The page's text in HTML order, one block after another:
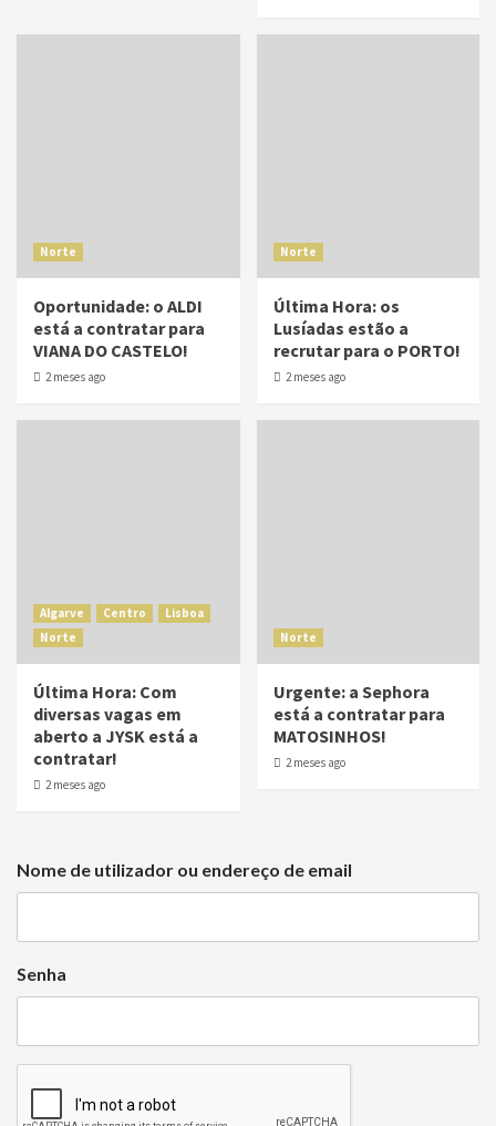
Norte
Oportunidade: o ALDI
está a contratar para
VIANA DO CASTELO!
2 meses ago
Norte
Última Hora: os
Lusíadas estão a
recrutar para o PORTO!
2 meses ago
Algarve Centro
Lisboa
Norte
Última Hora: Com
diversas vagas em
aberto a JYSK está a
contratar!
2 meses ago
Norte
Urgente: a Sephora
está a contratar para
MATOSINHOS!
2 meses ago
Nome de utilizador ou endereço de email
Senha